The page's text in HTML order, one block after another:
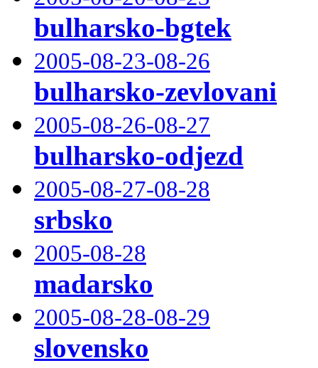
bulharsko-bgtek
2005-08-23-08-26
bulharsko-zevlovani
2005-08-26-08-27
bulharsko-odjezd
2005-08-27-08-28
srbsko
2005-08-28
madarsko
2005-08-28-08-29
slovensko